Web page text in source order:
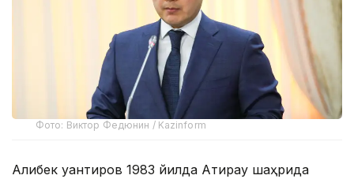
Фото: Виктор Федюнин / Kazinform
Алибек Қуантиров 1983 йилда Атирау шаҳрида